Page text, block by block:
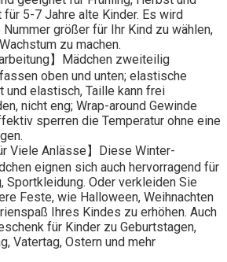
für 5-7 Jahre alte Kinder. Es wird
größer für Ihr Kind zu wählen,
zu machen.
】Mädchen zweiteilig
oben und unten; elastische
und elastisch, Taille kann frei
nicht eng; Wrap-around Gewinde
sperren die Temperatur ohne eine
Viele Anlässe】Diese Winter-
eignen sich auch hervorragend für
Sportkleidung. Oder verkleiden Sie
Feste, wie Halloween, Weihnachten
Ihres Kindes zu erhöhen. Auch
für Kinder zu Geburtstagen,
Vatertag, Ostern und mehr